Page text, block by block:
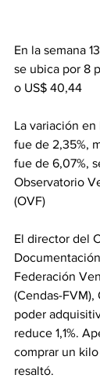
En la semana
se ubica por 8
o US$ 40,44
La variación
fue de 2,35%,
fue de 6,07%,
Observatorio
(OVF)
El director del
Federación
(Cendas-FVM),
poder
reduce 1,1%.
comprar un
resaltó.